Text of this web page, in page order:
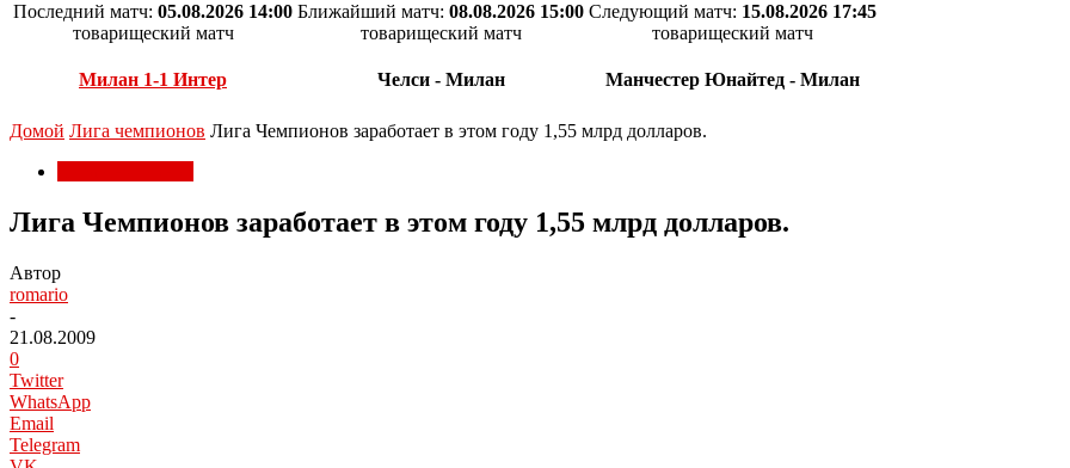
Последний матч: 05.08.2026 14:00
товарищеский матч
Милан 1-1 Интер
Ближайший матч: 08.08.2026 15:00
товарищеский матч
Челси - Милан
Следующий матч: 15.08.2026 17:45
товарищеский матч
Манчестер Юнайтед - Милан
Домой Лига чемпионов Лига Чемпионов заработает в этом году 1,55 млрд долларов.
Лига Чемпионов заработает в этом году 1,55 млрд долларов.
Автор
romario
-
21.08.2009
0
Twitter
WhatsApp
Email
Telegram